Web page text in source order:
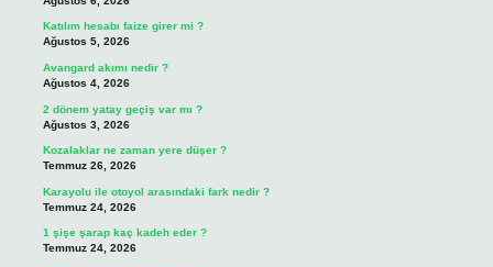
Katılım hesabı faize girer mi ?
Ağustos 5, 2026
Avangard akımı nedir ?
Ağustos 4, 2026
2 dönem yatay geçiş var mı ?
Ağustos 3, 2026
Kozalaklar ne zaman yere düşer ?
Temmuz 26, 2026
Karayolu ile otoyol arasındaki fark nedir ?
Temmuz 24, 2026
1 şişe şarap kaç kadeh eder ?
Temmuz 24, 2026